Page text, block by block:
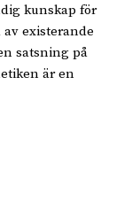
kunskap för
existerande
satsning på
är en